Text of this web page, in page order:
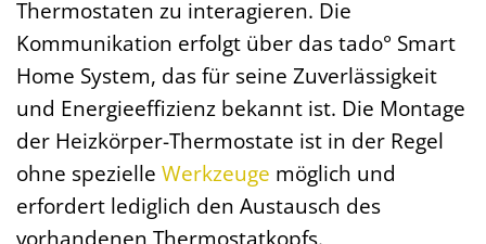
Thermostaten zu interagieren. Die
Kommunikation erfolgt über das tado° Smart
Home System, das für seine Zuverlässigkeit
und Energieeffizienz bekannt ist. Die Montage
der Heizkörper-Thermostate ist in der Regel
ohne spezielle Werkzeuge möglich und
erfordert lediglich den Austausch des
vorhandenen Thermostatkopfs.